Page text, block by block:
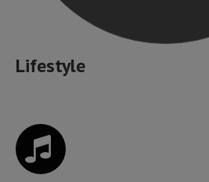
Lifestyle